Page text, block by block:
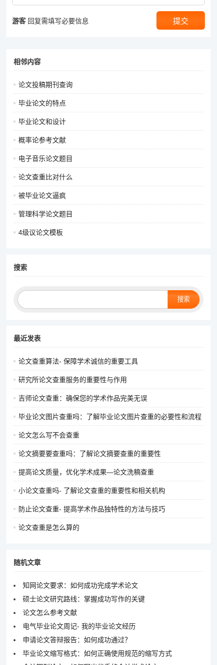
游客 回复需填写必要信息
相邻内容
论文投稿期刊查询
毕业论文的特点
毕业论文和设计
概率论参考文献
电子音乐论文题目
论文查重比对什么
被毕业论文逼疯
管理科学论文题目
4级议论文模板
搜索
Search
最近发表
论文查重算法- 保障学术诚信的重要工具
研究所论文查重服务的重要性与作用
吉师论文查重：确保您的学术作品完美无误
毕业论文图片查重吗：了解毕业论文图片查重的必要性和流程
论文怎么写不会查重
论文摘要要查重吗：了解论文摘要查重的重要性
提高论文质量，优化学术成果—论文洗稿查重
小论文查重吗- 了解论文查重的重要性和相关机构
防止论文查重- 提高学术作品独特性的方法与技巧
论文查重是怎么算的
随机文章
知网论文要求：如何成功完成学术论文
硕士论文研究路线：掌握成功写作的关键
论文怎么参考文献
电气毕业论文周记- 我的毕业论文经历
申请论文答辩报告：如何成功通过？
毕业论文缩写格式：如何正确使用规范的缩写方式